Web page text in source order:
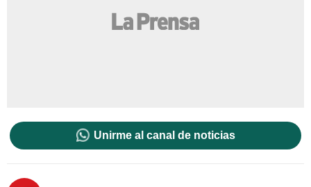
Unirme al canal de noticias